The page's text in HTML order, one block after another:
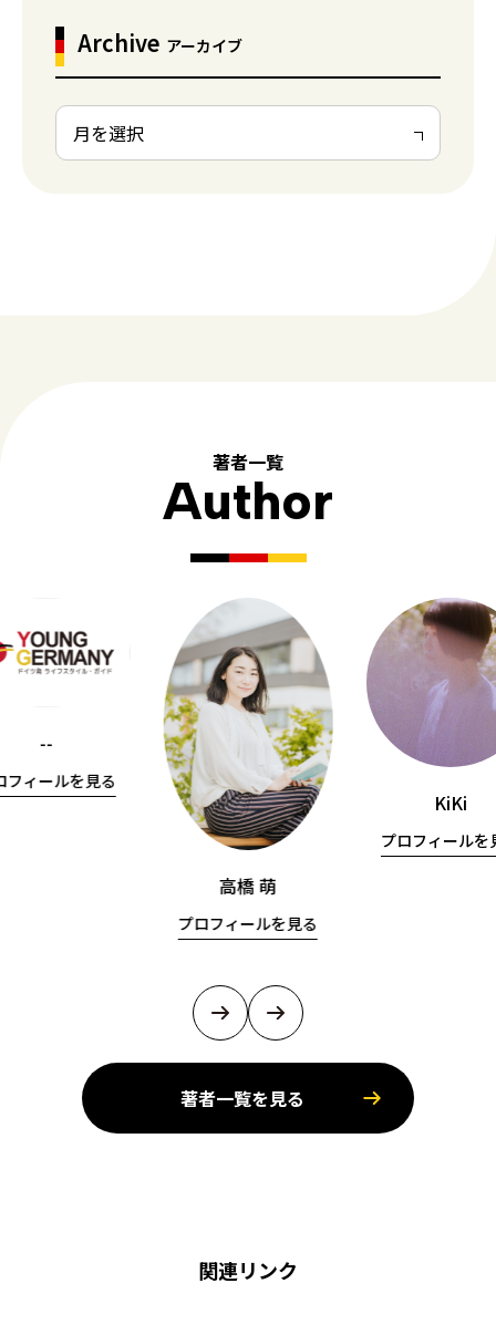
Archive アーカイブ
著者一覧
Author
--
フィールを見る
高橋 萌
プロフィールを見る
KiKi
プロフィールを
著者一覧を見る
関連リンク